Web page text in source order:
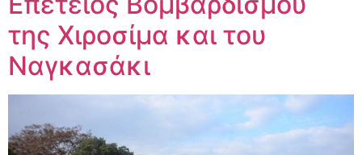
της Χιροσίμα και του
Ναγκασάκι